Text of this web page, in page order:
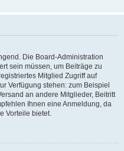
Die Board-Administration
sein müssen, um Beiträge zu
Mitglied Zugriff auf
Verfügung stehen: zum Beispiel
an andere Mitglieder, Beitritt
Ihnen eine Anmeldung, da
Vorteile bietet.